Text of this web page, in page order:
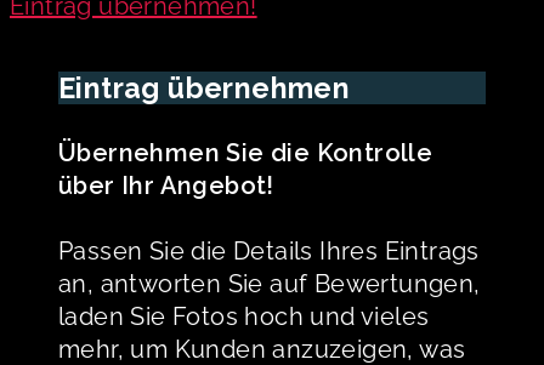
Eintrag übernehmen!
Eintrag übernehmen
Übernehmen Sie die Kontrolle
über Ihr Angebot!
Passen Sie die Details Ihres Eintrags
an, antworten Sie auf Bewertungen,
laden Sie Fotos hoch und vieles
mehr, um Kunden anzuzeigen, was